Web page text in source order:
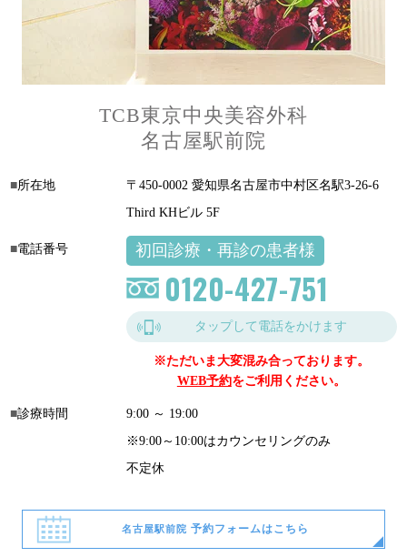
TCB東京中央美容外科
名古屋駅前院
所在地
〒450-0002 愛知県名古屋市中村区名駅3-26-6
Third KHビル 5F
電話番号 初回診療・再診の患者様
0120-427-751
タップして電話をかけます
※ただいま大変混み合っております。
WEB予約をご利用ください。
診療時間
9:00 ～ 19:00
※9:00～10:00はカウンセリングのみ
不定休
名古屋駅前院 予約フォームはこちら